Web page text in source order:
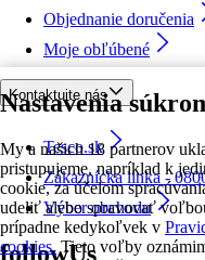
Nastavenia
My a našich 18 partnerov
pristupujeme, napríklad k
cookie, za účelom
udeliť alebo spravovať
prípadne kedykoľvek v
cookies. Tieto voľby
Objednanie doručenia
Moje obľúbené
Kontaktujte nás
Tesco.sk
Zákaznícka linka -
Výber obchodu
followUs